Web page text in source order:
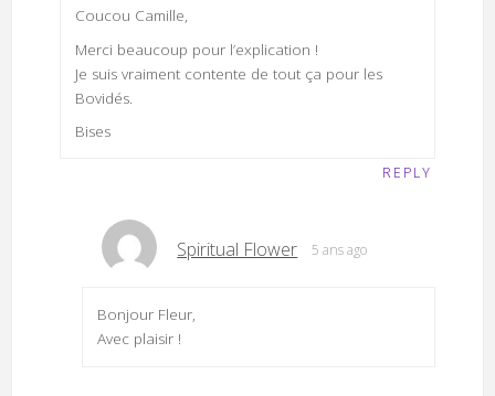
Coucou Camille,
Merci beaucoup pour l’explication !
Je suis vraiment contente de tout ça pour les
Bovidés.
Bises
REPLY
Spiritual Flower 5 ans ago
Bonjour Fleur,
Avec plaisir !